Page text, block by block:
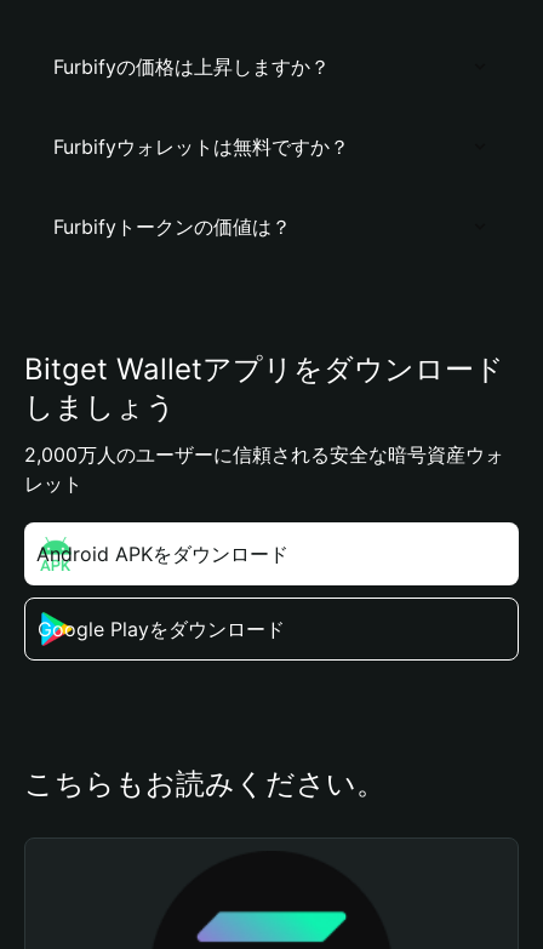
Furbifyの価格は上昇しますか？
Furbifyウォレットは無料ですか？
Furbifyトークンの価値は？
Bitget Walletアプリをダウンロード
しましょう
2,000万人のユーザーに信頼される安全な暗号資産ウォ
レット
Android APKをダウンロード
Google Playをダウンロード
こちらもお読みください。